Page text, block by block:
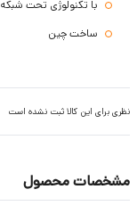
با تکنولوژی تحت شبکه
ساخت چین
نظری برای این کالا ثبت نشده است
مشخصات محصول